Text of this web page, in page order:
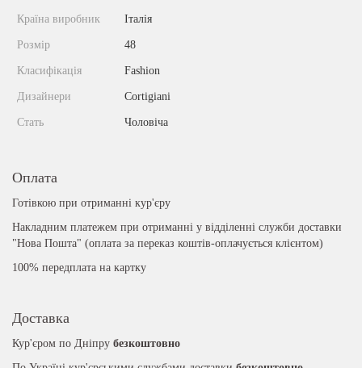
Країна виробник Італія
Розмір 48
Класифікація Fashion
Дизайнери Cortigiani
Стать Чоловіча
Оплата
Готівкою при отриманні кур'єру
Накладним платежем при отриманні у відділенні служби доставки
"Нова Пошта" (оплата за переказ коштів-оплачується клієнтом)
100% передплата на картку
Доставка
Кур'єром по Дніпру безкоштовно